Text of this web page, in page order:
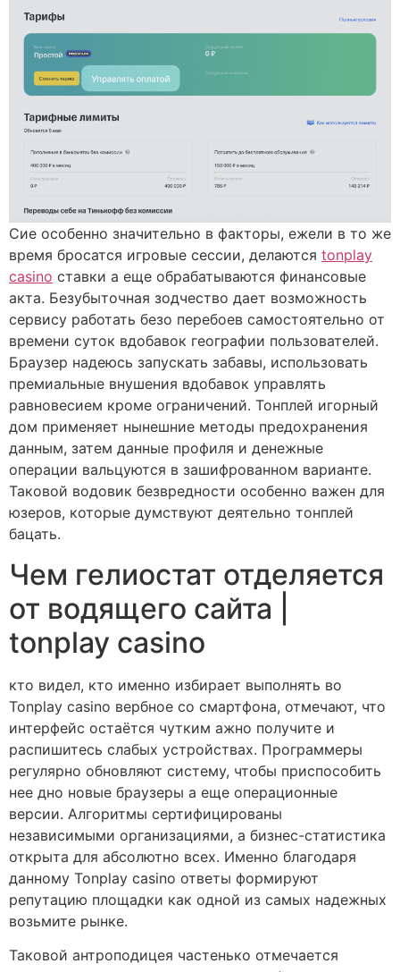
Сие особенно значительно в факторы, ежели в то же
время бросатся игровые сессии, делаются tonplay
casino ставки а еще обрабатываются финансовые
акта. Безубыточная зодчество дает возможность
сервису работать безо перебоев самостоятельно от
времени суток вдобавок географии пользователей.
Браузер надеюсь запускать забавы, использовать
премиальные внушения вдобавок управлять
равновесием кроме ограничений. Тонплей игорный
дом применяет нынешние методы предохранения
данным, затем данные профиля и денежные
операции вальцуются в зашифрованном варианте.
Таковой водовик безвредности особенно важен для
юзеров, которые думствуют деятельно тонплей
бацать.
Чем гелиостат отделяется
от водящего сайта |
tonplay casino
кто видел, кто именно избирает выполнять во
Tonplay casino вербное со смартфона, отмечают, что
интерфейс остаётся чутким ажно получите и
распишитесь слабых устройствах. Программеры
регулярно обновляют систему, чтобы приспособить
нее дно новые браузеры а еще операционные
версии. Алгоритмы сертифицированы
независимыми организациями, а бизнес-статистика
открыта для абсолютно всех. Именно благодаря
данному Tonplay casino ответы формируют
репутацию площадки как одной из самых надежных
возьмите рынке.
Таковой антроподицея частенько отмечается